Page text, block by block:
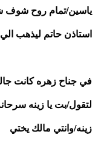
ياسين/تمام روح شوف
استاذن حاتم ليذهب
في جناح زهره كانت
لتقول/بت يا زينه
زينه/وانتي مالك يختي